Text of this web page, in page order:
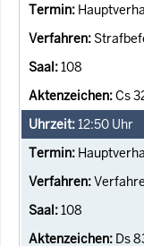
108
Cs
12:50 Uhr
108
Ds